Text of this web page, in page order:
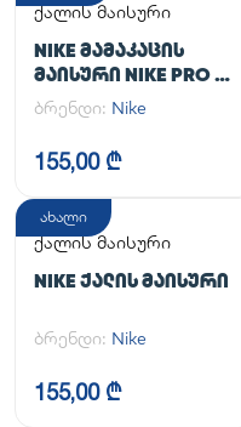
ქალის მაისური
NIKE ᲛᲐᲛᲐᲙᲐᲪᲘᲡ
ᲛᲐᲘᲡᲣᲠᲘ NIKE PRO DF
365 CROP LS
ბრენდი: Nike
155,00 ₾
ახალი
ქალის მაისური
NIKE ᲥᲐᲚᲘᲡ ᲛᲐᲘᲡᲣᲠᲘ
ბრენდი: Nike
155,00 ₾